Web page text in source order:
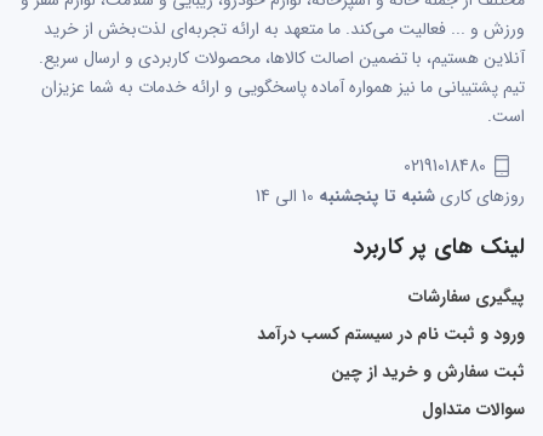
ورزش و ... فعالیت می‌کند. ما متعهد به ارائه تجربه‌ای لذت‌بخش از خرید
آنلاین هستیم، با تضمین اصالت کالاها، محصولات کاربردی و ارسال سریع.
تیم پشتیبانی ما نیز همواره آماده پاسخگویی و ارائه خدمات به شما عزیزان
است.
02191018480
روزهای کاریشنبه تا پنجشنبه
لینک های پر کاربرد
پیگیری سفارشات
ورود و ثبت نام در سیستم کسب درآمد
ثبت سفارش و خرید از چین
سوالات متداول